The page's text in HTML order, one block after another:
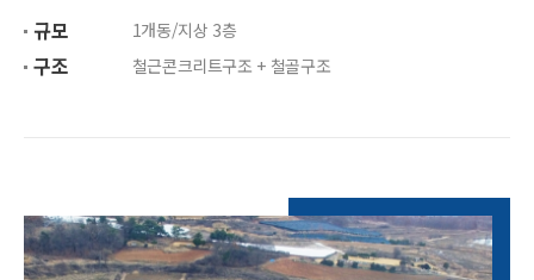
규모 1개동/지상 3층
구조 철근콘크리트구조 + 철골구조